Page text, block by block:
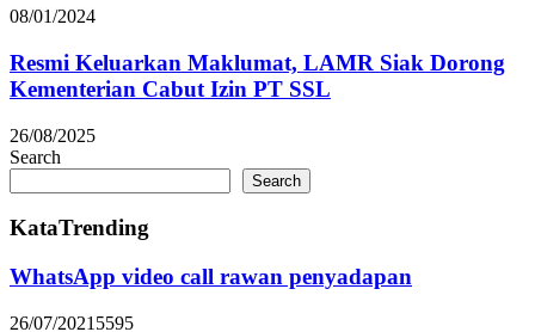
08/01/2024
Resmi Keluarkan Maklumat, LAMR Siak Dorong
Kementerian Cabut Izin PT SSL
26/08/2025
Search
Search
KataTrending
WhatsApp video call rawan penyadapan
26/07/2021 5595